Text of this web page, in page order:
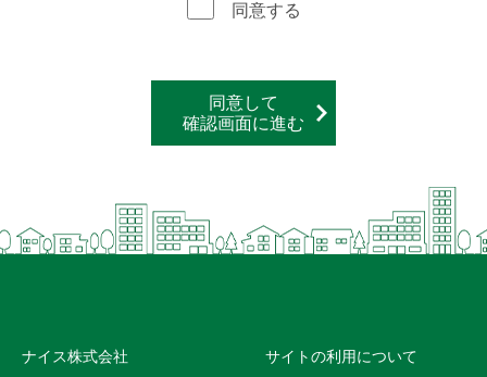
同意する
同意して
確認画面に進む
ナイス株式会社 サイトの利用について